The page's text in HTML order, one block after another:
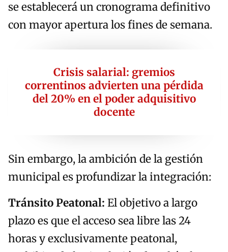
se establecerá un cronograma definitivo
con mayor apertura los fines de semana.
Crisis salarial: gremios
correntinos advierten una pérdida
del 20% en el poder adquisitivo
docente
Sin embargo, la ambición de la gestión
municipal es profundizar la integración:
Tránsito Peatonal: El objetivo a largo
plazo es que el acceso sea libre las 24
horas y exclusivamente peatonal,